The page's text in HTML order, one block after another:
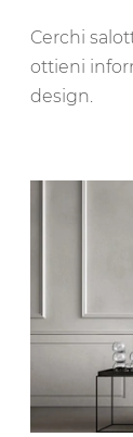
Cerchi
ottieni
design.